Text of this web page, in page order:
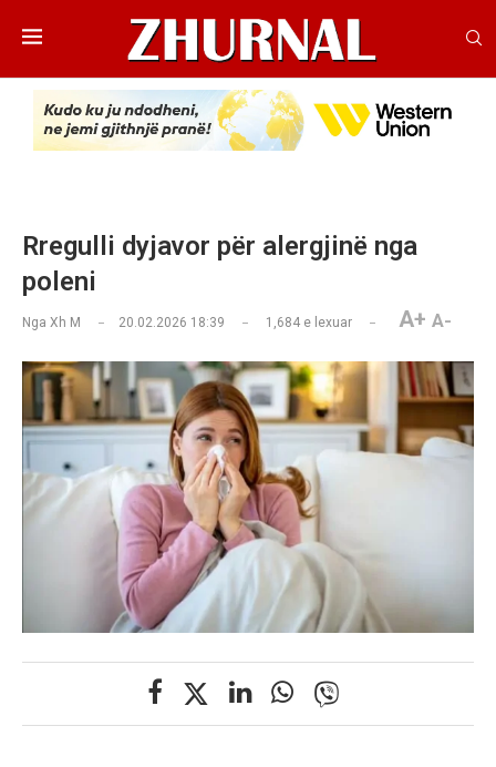
Rregulli dyjavor për alergjinë nga
poleni
Nga Xh M 20.02.2026 18:39 1,684 e lexuar A+ A-